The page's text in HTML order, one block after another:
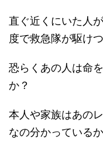
直ぐ近くにいた人
度で救急隊が駆けつ
恐らくあの人は命
か？
本人や家族はあの
なの分かっている